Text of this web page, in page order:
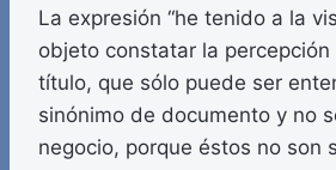
La expresión “he tenido a la
objeto constatar la percepción
título, que sólo puede ser
sinónimo de documento y no
negocio, porque éstos no son